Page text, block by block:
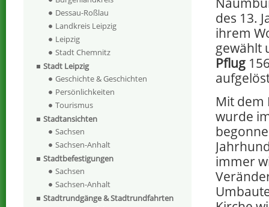
des 13.
ihrem
gewählt
Pflug
Mit dem
wurde
immer
Dessau-Roßlau
Landkreis Leipzig
Leipzig
Stadt Chemnitz
Stadt Leipzig
Geschichte & Geschichten
Persönlichkeiten
Tourismus
Stadtansichten
Sachsen
Sachsen-Anhalt
Stadtbefestigungen
Sachsen
Sachsen-Anhalt
Stadtrundgänge & Stadtrundfahrten